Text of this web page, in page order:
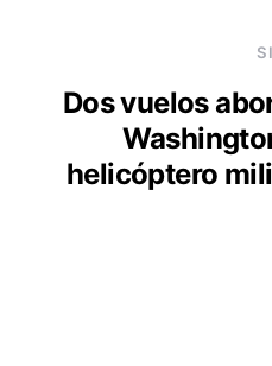
Dos vuelos
helicóptero